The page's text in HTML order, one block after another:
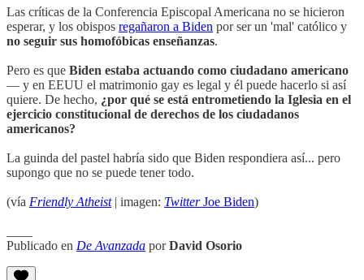
Las críticas de la Conferencia Episcopal Americana no se hicieron
esperar, y los obispos regañaron a Biden por ser un 'mal' católico y
no seguir sus homofóbicas enseñanzas.
Pero es que Biden estaba actuando como ciudadano americano
— y en EEUU el matrimonio gay es legal y él puede hacerlo si así
quiere. De hecho, ¿por qué se está entrometiendo la Iglesia en el
ejercicio constitucional de derechos de los ciudadanos
americanos?
La guinda del pastel habría sido que Biden respondiera así... pero
supongo que no se puede tener todo.
(vía Friendly Atheist| imagen: TwitterJoe Biden)
Publicado en De Avanzada porDavid Osorio